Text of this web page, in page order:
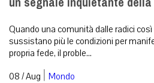
Quando una comunità dalle radici
sussistano più le condizioni per
propria fede, il proble...
08 / Aug | Mondo